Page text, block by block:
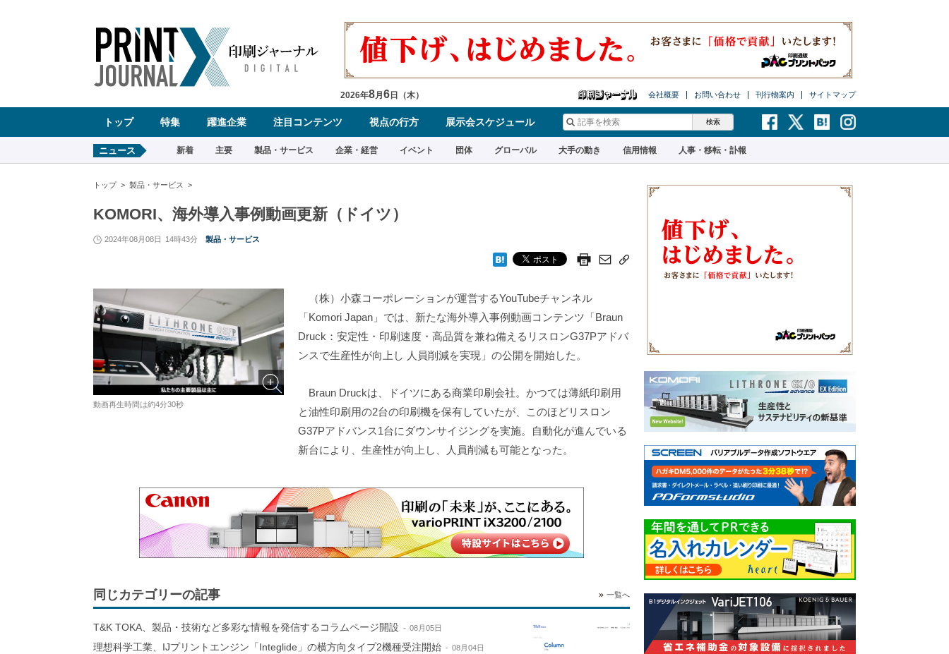
ア
ゲ
ン
2026年8月 6 日（木） 会社概要 お問い合わせ 刊行物案内 サイトマップ
トップ 特集 躍進企業 注目コンテンツ 視点の行方 展示会スケジュール
ニュース 新着 主要 製品・サービス 企業・経営 イベント 団体 グローバル 大手の動き 信用情報 人事・移転・訃報
トップ 製品・サービス
KOMORI、海外導入事例動画更新（ドイツ）
2024年08月08日 14時43分 製品・サービス
動画再生時間は約4分30秒
（株）小森コーポレーションが運営するYouTubeチャンネル
「Komori Japan」では、新たな海外導入事例動画コンテンツ「Braun
Druck：安定性・印刷速度・高品質を兼ね備えるリスロンG37Pアドバ
ンスで生産性が向上し 人員削減を実現」の公開を開始した。
Braun Druckは、ドイツにある商業印刷会社。かつては薄紙印刷用
と油性印刷用の2台の印刷機を保有していたが、このほどリスロン
G37Pアドバンス1台にダウンサイジングを実施。自動化が進んでいる
新台により、生産性が向上し、人員削減も可能となった。
同じカテゴリーの記事 一覧へ
T&K TOKA、製品・技術など多彩な情報を発信するコラムページ開設 08月05日
理想科学工業、IJプリントエンジン「Integlide」の横方向タイプ2機種受注開始 08月04日